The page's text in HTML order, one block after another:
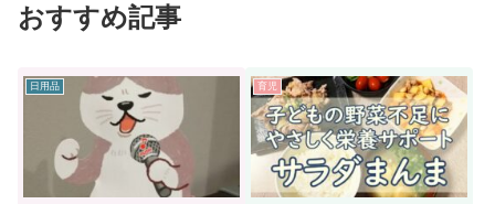
おすすめ記事
日用品 育児